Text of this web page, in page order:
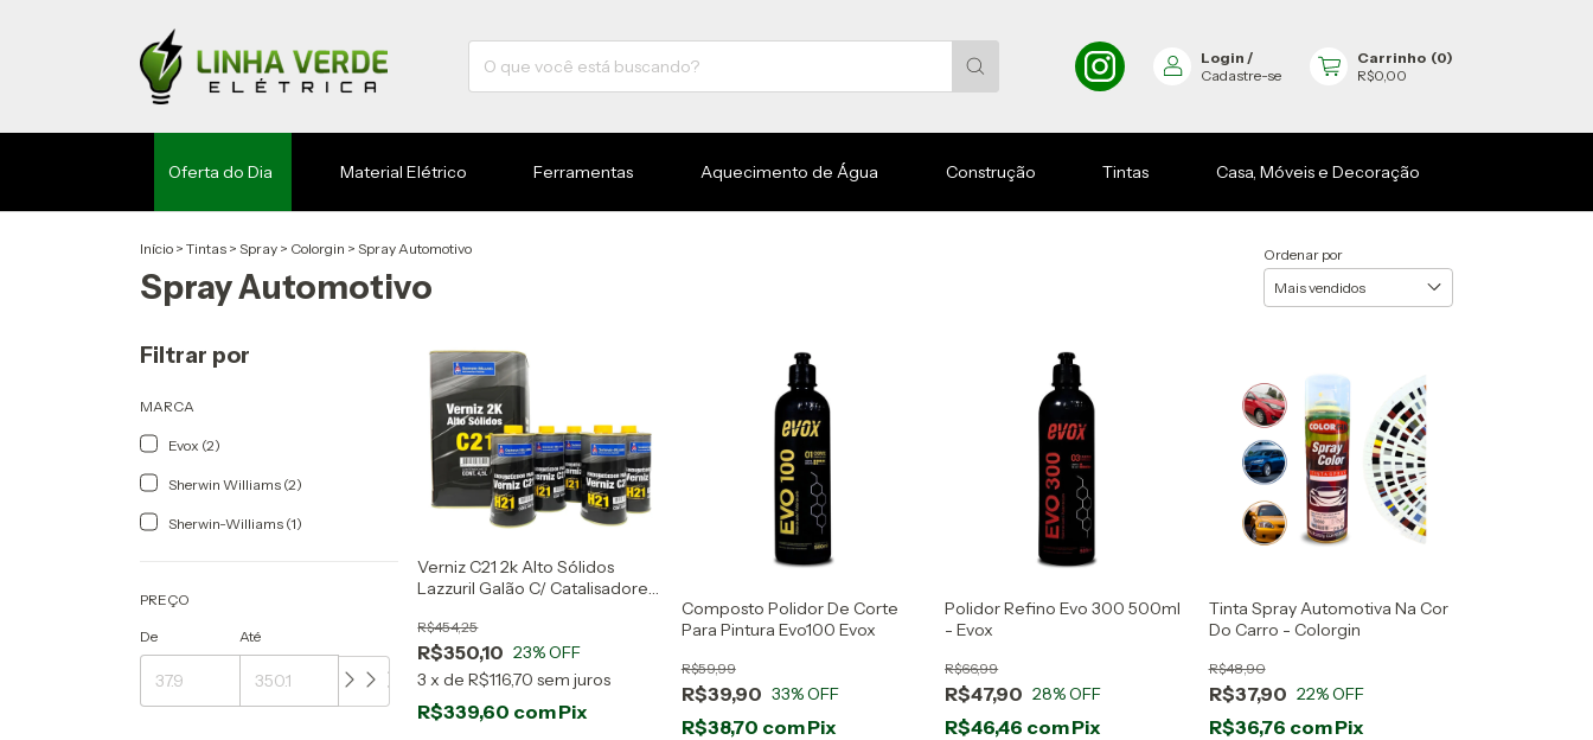
Login /
Cadastre-se
Carrinho (0)
R$0,00
Oferta do Dia Material Elétrico Ferramentas Aquecimento de Água Construção Tintas Casa, Móveis e Decoração
Início > Tintas > Spray > Colorgin > Spray Automotivo
Spray Automotivo
Ordenar por
Filtrar por
MARCA
Evox (2)
Sherwin Williams (2)
Sherwin-Williams (1)
PREÇO
De Até
Verniz C21 2k Alto Sólidos
Lazzuril Galão C/ Catalisadores
R$350,10
R$454,25
23% OFF
3 xdeR$116,70 sem juros
R$339,60 comPix
Composto Polidor De Corte
Para Pintura Evo100 Evox
R$39,90
R$59,99
33% OFF
R$38,70 comPix
Polidor Refino Evo 300 500ml
- Evox
R$47,90
R$66,99
28% OFF
R$46,46 comPix
Tinta Spray Automotiva Na Cor
Do Carro - Colorgin
R$37,90
R$48,90
22% OFF
R$36,76 comPix